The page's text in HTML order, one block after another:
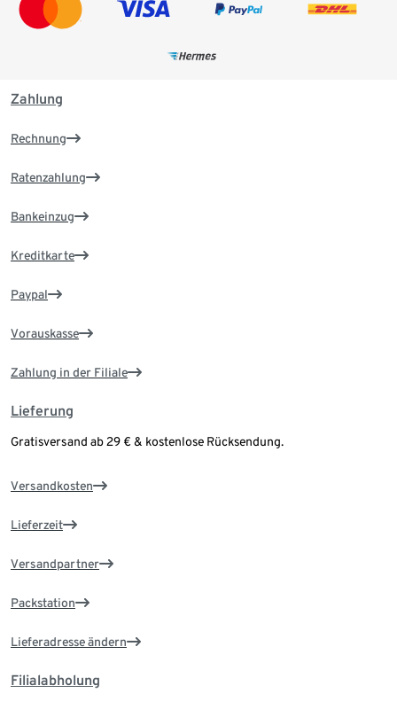
Zahlung
Rechnung
Ratenzahlung
Bankeinzug
Kreditkarte
Paypal
Vorauskasse
Zahlung in der Filiale
Lieferung
Gratisversand ab 29 € & kostenlose Rücksendung.
Versandkosten
Lieferzeit
Versandpartner
Packstation
Lieferadresse ändern
Filialabholung